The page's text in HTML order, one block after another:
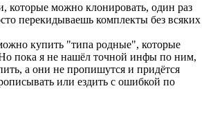
которые можно клонировать, один раз
перекидываешь комплекты без всяких
купить "типа родные", которые
пока я не нашёл точной инфы по ним,
а они не пропишутся и придётся
или ездить с ошибкой по